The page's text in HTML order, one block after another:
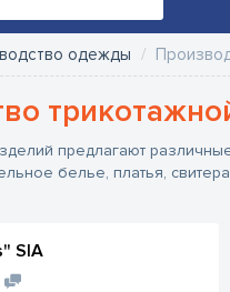
одежды
предлагают
белье, платья,
SIA